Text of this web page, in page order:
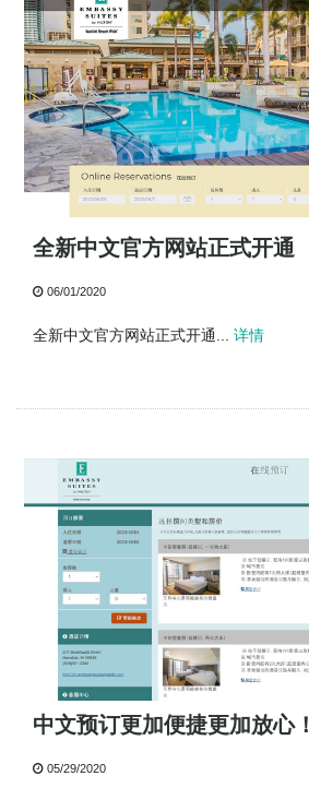
全新中文官方网站正式开通
06/01/2020
全新中文官方网站正式开通... 详情
中文预订更加便捷更加放心！
05/29/2020